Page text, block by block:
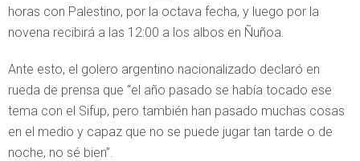
horas con Palestino, por la octava fecha, y luego por la
novena recibirá a las 12:00 a los albos en Ñuñoa.
Ante esto, el golero argentino nacionalizado declaró en
rueda de prensa que “el año pasado se había tocado ese
tema con el Sifup, pero también han pasado muchas cosas
en el medio y capaz que no se puede jugar tan tarde o de
noche, no sé bien”.